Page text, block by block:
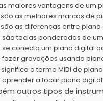
maiores vantagens de um
as melhores marcas de
as diferenças entre
são teclas ponderadas de
se conecta um piano digital
fazer gravações usando
o termo MIDI de
aprender a tocar piano
outros tipos de